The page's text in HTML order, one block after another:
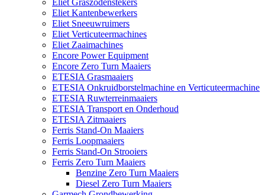
Eliet Kantenbewerkers
Eliet Sneeuwruimers
Eliet Verticuteermachines
Eliet Zaaimachines
Encore Power Equipment
Encore Zero Turn Maaiers
ETESIA Grasmaaiers
ETESIA Onkruidborstelmachine en Verticuteermachine
ETESIA Ruwterreinmaaiers
ETESIA Transport en Onderhoud
ETESIA Zitmaaiers
Ferris Stand-On Maaiers
Ferris Loopmaaiers
Ferris Stand-On Strooiers
Ferris Zero Turn Maaiers
Benzine Zero Turn Maaiers
Diesel Zero Turn Maaiers